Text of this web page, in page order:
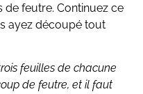
feutre. Continuez ce
ayez découpé tout
feuilles de chacune
de feutre, et il faut